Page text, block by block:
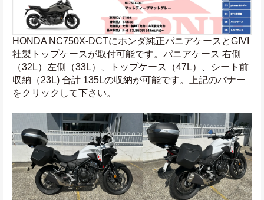
HONDA NC750X-DCTにホンダ純正パニアケースとGIVI
社製トップケースが取付可能です。パニアケース 右側
（32L）左側（33L）、トップケース（47L）、シート前
収納（23L) 合計 135Lの収納が可能です。上記のバナー
をクリックして下さい。